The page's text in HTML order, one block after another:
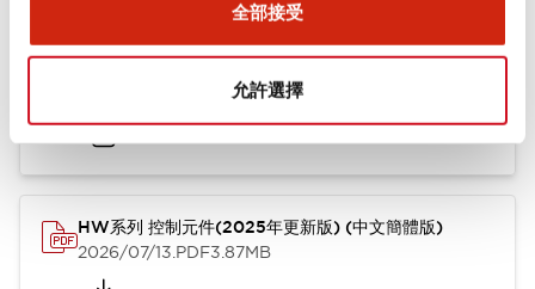
全部接受
允許選擇
4.61MB
HW系列 控制元件(2025年更新版) (中文簡體版)
2026/07/13.PDF3.87MB